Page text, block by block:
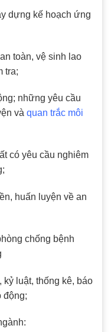
dựng kế hoạch ứng
toàn, vệ sinh lao
tra;
những yêu cầu
và quan trắc môi
có yêu cầu nghiêm
huấn luyện về an
chống bệnh
luật, thống kê, báo
động;